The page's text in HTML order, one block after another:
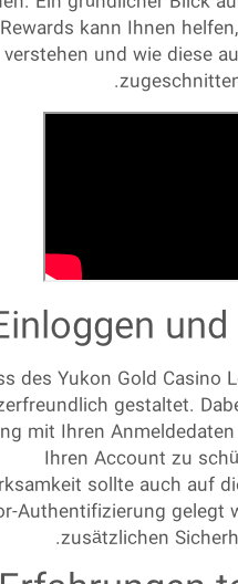
Rewardskann Ihnen
verstehen und wie diese
Einloggen
desYukon Gold
gestaltet.
mit Ihren
Ihren Account zu
sollte auch auf
Authentifizierung gelegt
zusätzlichen